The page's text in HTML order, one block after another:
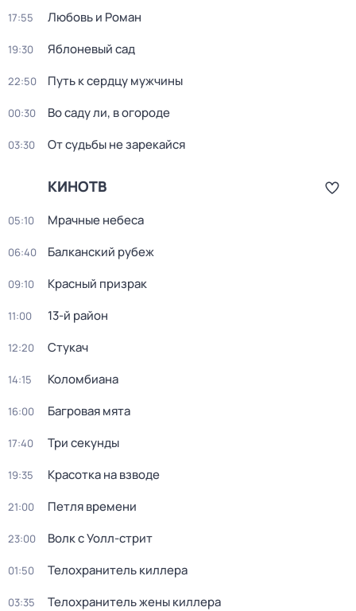
17:55 Любовь и Роман
19:30 Яблоневый сад
22:50 Путь к сердцу мужчины
00:30 Во саду ли, в огороде
03:30 От судьбы не зарекайся
КИНОТВ
05:10 Мрачные небеса
06:40 Балканский рубеж
09:10 Красный призрак
11:00 13-й район
12:20 Стукач
14:15 Коломбиана
16:00 Багровая мята
17:40 Три секунды
19:35 Красотка на взводе
21:00 Петля времени
23:00 Волк с Уолл-стрит
01:50 Телохранитель киллера
03:35 Телохранитель жены киллера